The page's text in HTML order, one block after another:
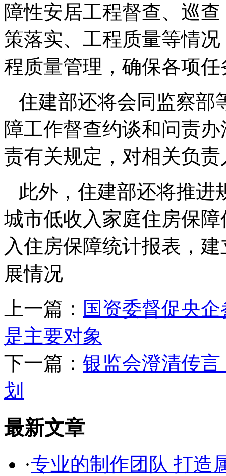
障性安居工程督查、巡
策落实、工程质量等情
程质量管理，确保各项
住建部还将会同监察部
障工作督查约谈和问责
责有关规定，对相关负
此外，住建部还将推进
城市低收入家庭住房保
入住房保障统计报表，
展情况
上一篇： 国资委督促央
是主要对象
下一篇： 银监会澄清传
划
最新文章
·专业的制作团队 打造